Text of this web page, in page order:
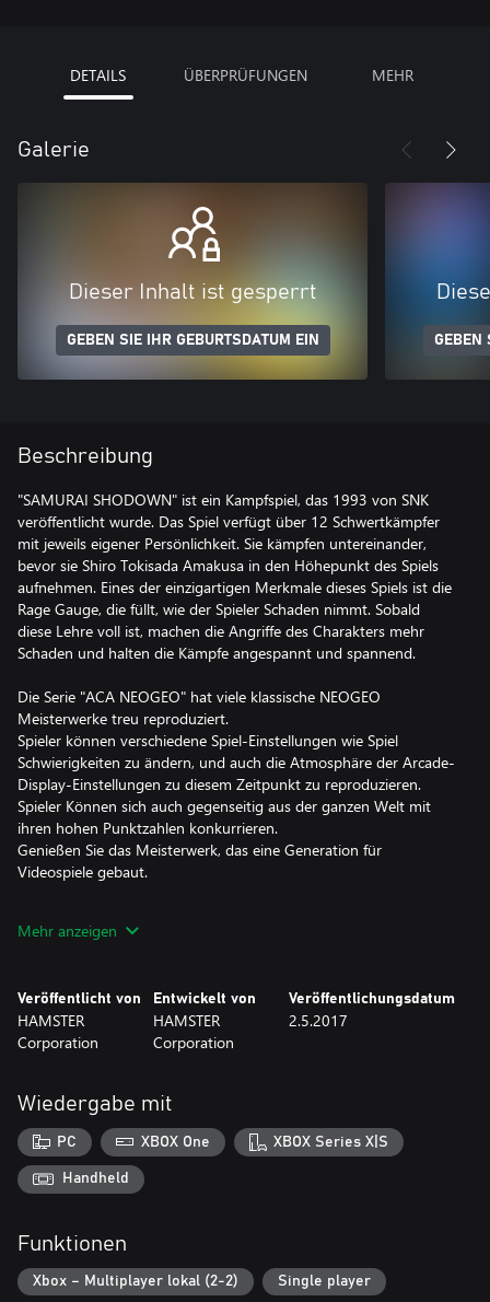
DETAILS ÜBERPRÜFUNGEN MEHR
Galerie
Dieser Inhalt ist gesperrt
GEBEN SIE IHR GEBURTSDATUM EIN GEBEN
Beschreibung
"SAMURAI SHODOWN" ist ein Kampfspiel, das 1993 von SNK
veröffentlicht wurde. Das Spiel verfügt über 12 Schwertkämpfer
mit jeweils eigener Persönlichkeit. Sie kämpfen untereinander,
bevor sie Shiro Tokisada Amakusa in den Höhepunkt des Spiels
aufnehmen. Eines der einzigartigen Merkmale dieses Spiels ist die
Rage Gauge, die füllt, wie der Spieler Schaden nimmt. Sobald
diese Lehre voll ist, machen die Angriffe des Charakters mehr
Schaden und halten die Kämpfe angespannt und spannend.
Die Serie "ACA NEOGEO" hat viele klassische NEOGEO
Meisterwerke treu reproduziert.
Spieler können verschiedene Spiel-Einstellungen wie Spiel
Schwierigkeiten zu ändern, und auch die Atmosphäre der Arcade-
Display-Einstellungen zu diesem Zeitpunkt zu reproduzieren.
Spieler Können sich auch gegenseitig aus der ganzen Welt mit
ihren hohen Punktzahlen konkurrieren.
Genießen Sie das Meisterwerk, das eine Generation für
Videospiele gebaut.
Es kann Unterschiede zwischen dieser Version und den Versionen
Mehr anzeigen
Veröffentlicht von
HAMSTER
Corporation
Entwickelt von
HAMSTER
Corporation
Veröffentlichungsdatum
2.5.2017
Wiedergabe mit
PC XBOX One XBOX Series X|S
Handheld
Funktionen
Xbox – Multiplayer lokal (2-2) Single player